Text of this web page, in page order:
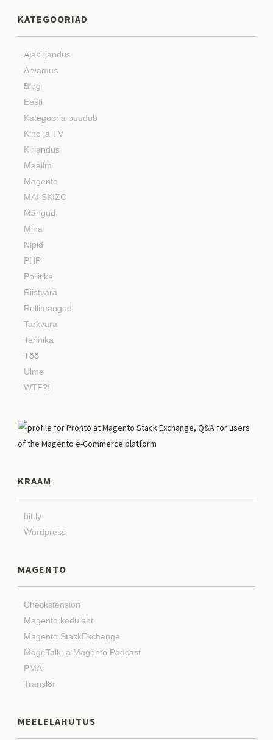
KATEGOORIAD
Ajakirjandus
Arvamus
Blog
Eesti
Kategooria puudub
Kino ja TV
Kirjandus
Maailm
Magento
MAI SKIZO
Mängud
Mina
Nipid
PHP
Poliitika
Riistvara
Rollimängud
Tarkvara
Tehnika
Töö
Ulme
WTF?!
KRAAM
bit.ly
Wordpress
MAGENTO
Checkstension
Magento koduleht
Magento StackExchange
MageTalk: a Magento Podcast
PMA
Transl8r
MEELELAHUTUS